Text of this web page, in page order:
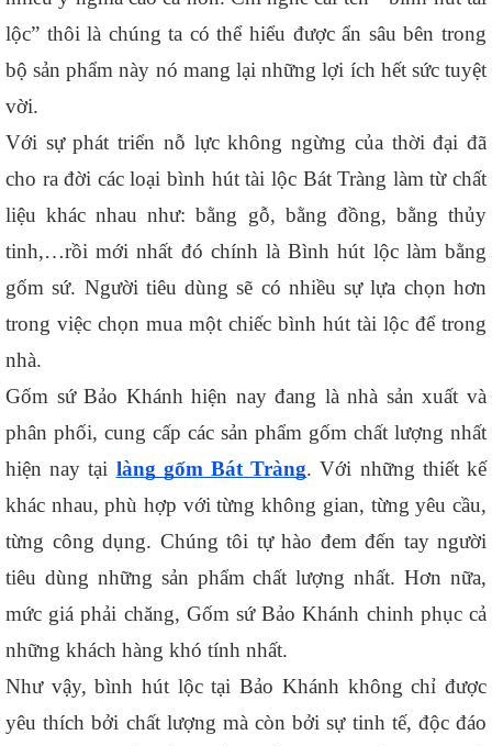
lộc” thôi là chúng ta có thể hiểu được ẩn sâu bên trong
bộ sản phẩm này nó mang lại những lợi ích hết sức tuyệt
vời.
Với sự phát triển nỗ lực không ngừng của thời đại đã
cho ra đời các loại bình hút tài lộc Bát Tràng làm từ chất
liệu khác nhau như: bằng gỗ, bằng đồng, bằng thủy
tinh,…rồi mới nhất đó chính là Bình hút lộc làm bằng
gốm sứ. Người tiêu dùng sẽ có nhiều sự lựa chọn hơn
trong việc chọn mua một chiếc bình hút tài lộc để trong
nhà.
Gốm sứ Bảo Khánh hiện nay đang là nhà sản xuất và
phân phối, cung cấp các sản phẩm gốm chất lượng nhất
hiện nay tại làng gốm Bát Tràng. Với những thiết kế
khác nhau, phù hợp với từng không gian, từng yêu cầu,
từng công dụng. Chúng tôi tự hào đem đến tay người
tiêu dùng những sản phẩm chất lượng nhất. Hơn nữa,
mức giá phải chăng, Gốm sứ Bảo Khánh chinh phục cả
những khách hàng khó tính nhất.
Như vậy, bình hút lộc tại Bảo Khánh không chỉ được
yêu thích bởi chất lượng mà còn bởi sự tinh tế, độc đáo